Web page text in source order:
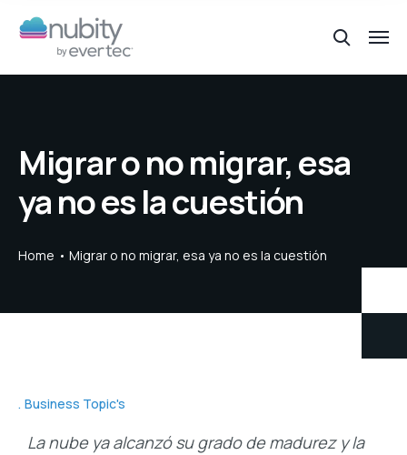
Migrar o no migrar, esa
ya no es la cuestión
Home Migrar o no migrar, esa ya no es la cuestión
Business Topic's
La nube ya alcanzó su grado de madurez y la